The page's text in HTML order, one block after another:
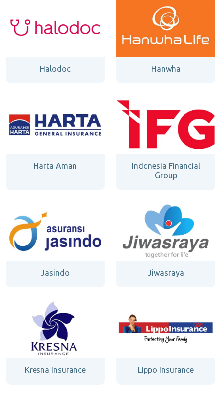
Halodoc Hanwha
Harta Aman
Indonesia Financial
Group
Jasindo Jiwasraya
Kresna Insurance Lippo Insurance